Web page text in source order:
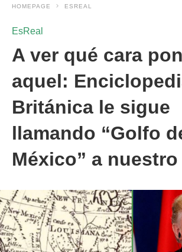
HOMEPAGE ESREAL
EsReal
A ver qué cara
aquel:
Británica le sigue
llamando “Golfo
México” a nuestro